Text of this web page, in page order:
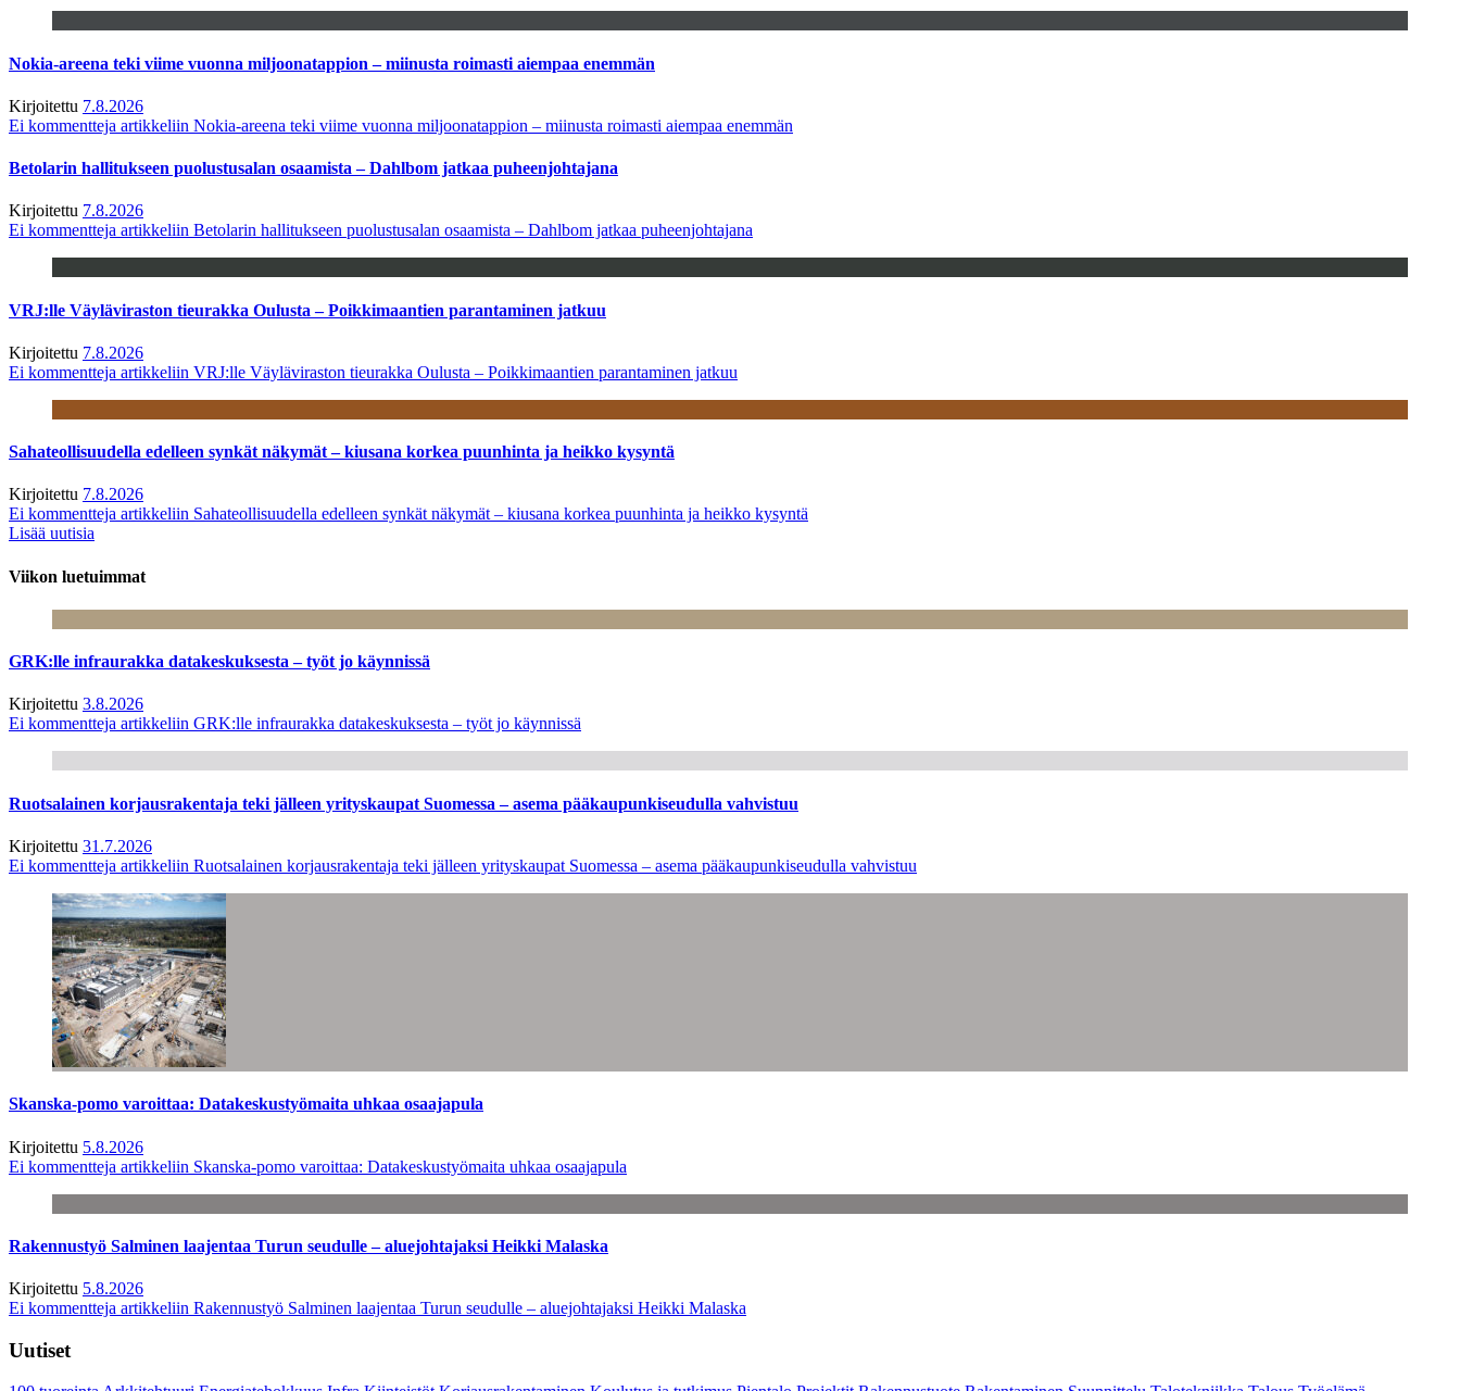
Nokia-areena teki viime vuonna miljoonatappion – miinusta roimasti aiempaa enemmän
Kirjoitettu 7.8.2026
Ei kommentteja artikkeliin Nokia-areena teki viime vuonna miljoonatappion – miinusta roimasti aiempaa enemmän
Betolarin hallitukseen puolustusalan osaamista – Dahlbom jatkaa puheenjohtajana
Kirjoitettu 7.8.2026
Ei kommentteja artikkeliin Betolarin hallitukseen puolustusalan osaamista – Dahlbom jatkaa puheenjohtajana
VRJ:lle Väyläviraston tieurakka Oulusta – Poikkimaantien parantaminen jatkuu
Kirjoitettu 7.8.2026
Ei kommentteja artikkeliin VRJ:lle Väyläviraston tieurakka Oulusta – Poikkimaantien parantaminen jatkuu
Sahateollisuudella edelleen synkät näkymät – kiusana korkea puunhinta ja heikko kysyntä
Kirjoitettu 7.8.2026
Ei kommentteja artikkeliin Sahateollisuudella edelleen synkät näkymät – kiusana korkea puunhinta ja heikko kysyntä
Lisää uutisia
Viikon luetuimmat
GRK:lle infraurakka datakeskuksesta – työt jo käynnissä
Kirjoitettu 3.8.2026
Ei kommentteja artikkeliin GRK:lle infraurakka datakeskuksesta – työt jo käynnissä
Ruotsalainen korjausrakentaja teki jälleen yrityskaupat Suomessa – asema pääkaupunkiseudulla vahvistuu
Kirjoitettu 31.7.2026
Ei kommentteja artikkeliin Ruotsalainen korjausrakentaja teki jälleen yrityskaupat Suomessa – asema pääkaupunkiseudulla vahvistuu
Skanska-pomo varoittaa: Datakeskustyömaita uhkaa osaajapula
Kirjoitettu 5.8.2026
Ei kommentteja artikkeliin Skanska-pomo varoittaa: Datakeskustyömaita uhkaa osaajapula
Rakennustyö Salminen laajentaa Turun seudulle – aluejohtajaksi Heikki Malaska
Kirjoitettu 5.8.2026
Ei kommentteja artikkeliin Rakennustyö Salminen laajentaa Turun seudulle – aluejohtajaksi Heikki Malaska
Uutiset